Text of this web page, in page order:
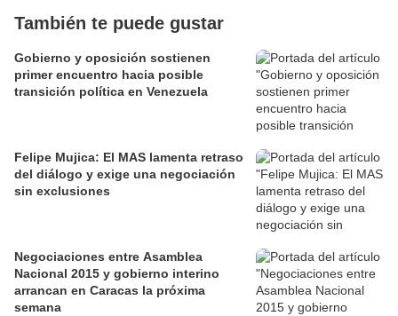
También te puede gustar
Gobierno y oposición sostienen
primer encuentro hacia posible
transición política en Venezuela
Felipe Mujica: El MAS lamenta retraso
del diálogo y exige una negociación
sin exclusiones
Negociaciones entre Asamblea
Nacional 2015 y gobierno interino
arrancan en Caracas la próxima
semana